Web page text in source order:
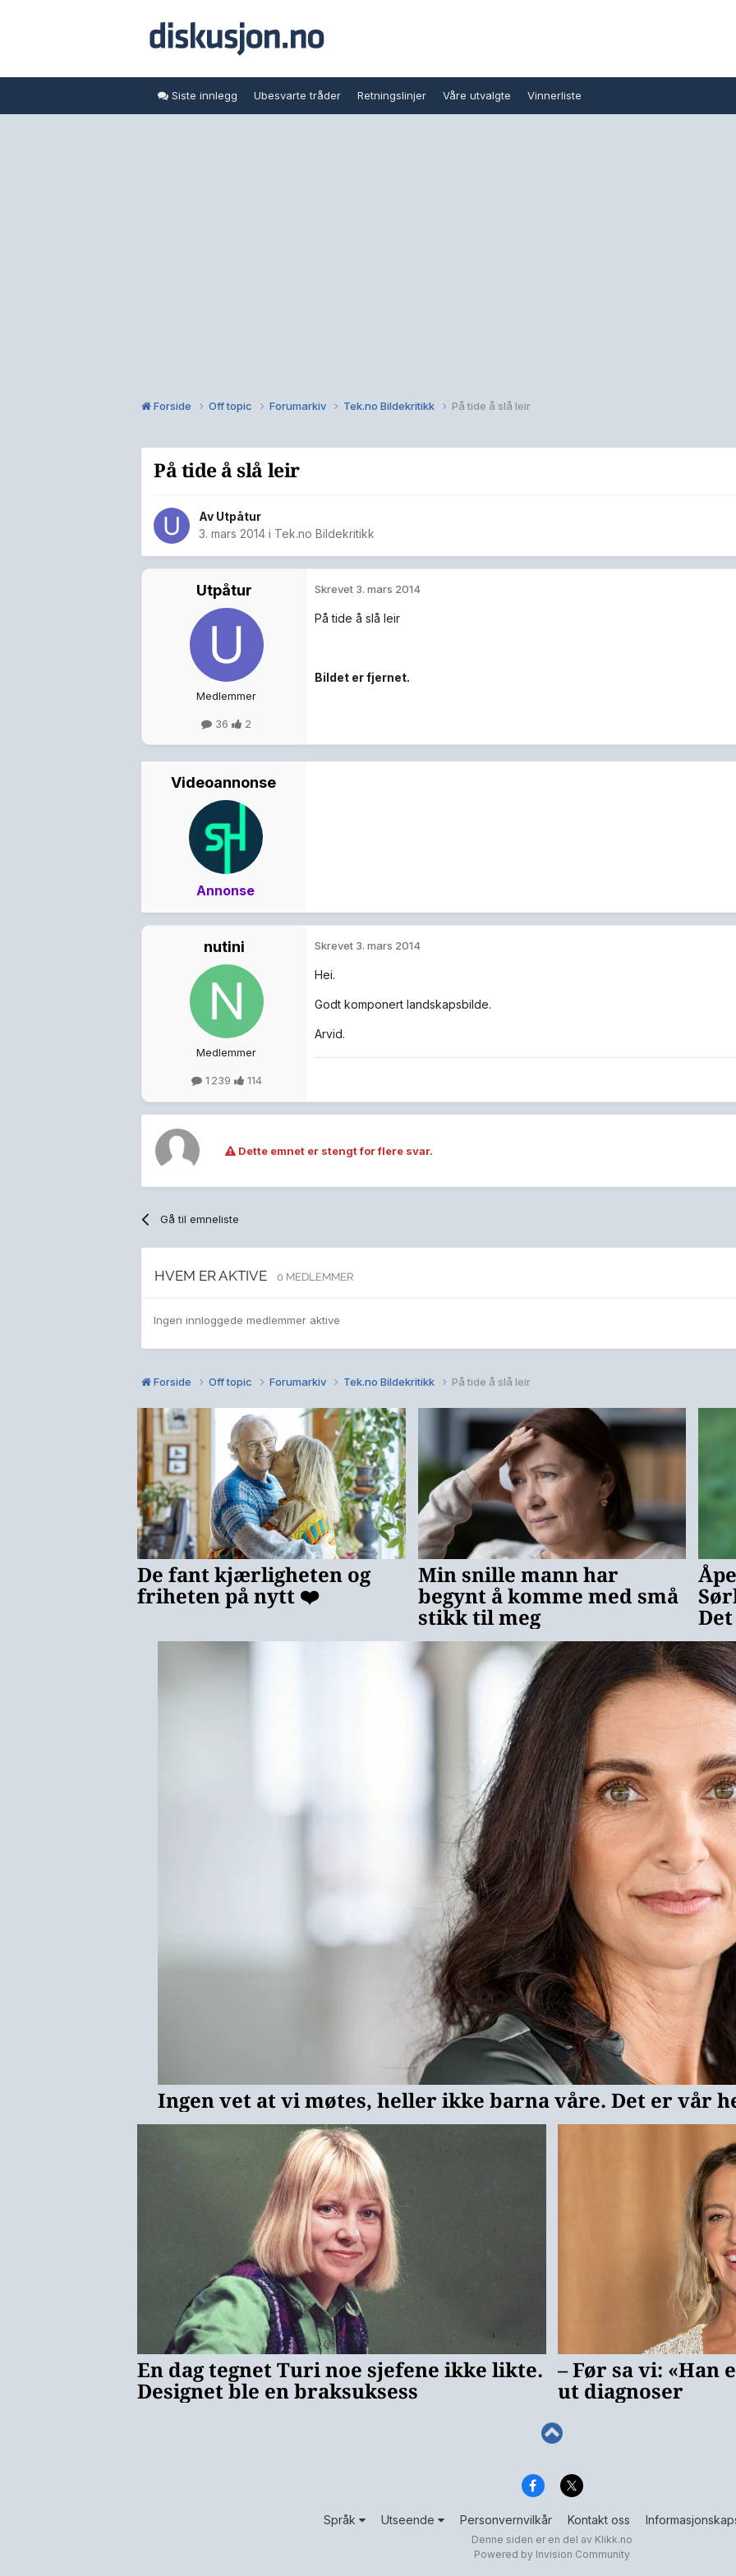
Siste innlegg Ubesvarte tråder Retningslinjer Våre utvalgte Vinnerliste
Forside Off topic Forumarkiv Tek.no Bildekritikk På tide å slå leir
På tide å slå leir
Av Utpåtur
3. mars 2014 i Tek.no Bildekritikk
Utpåtur
Medlemmer
36 2
Skrevet 3. mars 2014
På tide å slå leir
Bildet er fjernet.
Videoannonse
Annonse
nutini
Medlemmer
1 239 114
Skrevet 3. mars 2014
Hei.
Godt komponert landskapsbilde.
Arvid.
Dette emnet er stengt for flere svar.
Gå til emneliste
HVEM ER AKTIVE 0 MEDLEMMER
Ingen innloggede medlemmer aktive
Forside Off topic Forumarkiv Tek.no Bildekritikk På tide å slå leir
Språk Utseende Personvernvilkår Kontakt oss
Denne siden er en del av Klikk.no
Powered by Invision Community